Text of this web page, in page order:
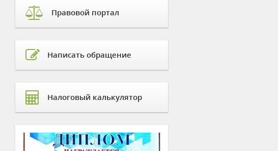
Правовой портал
Написать обращение
Налоговый калькулятор